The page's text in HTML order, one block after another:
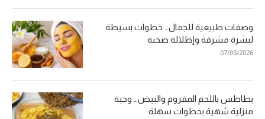
وصفات طبيعية للجمال… خطوات بسيطة
لبشرة مشرقة وإطلالة صحية
07/08/2026
بطاطس باللحم المفروم والبيض… وجبة
منزلية شهية بخطوات سهلة